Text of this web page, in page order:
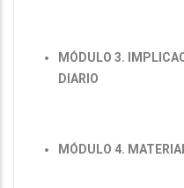
MÓDULO 3.
DIARIO
MÓDULO 4.